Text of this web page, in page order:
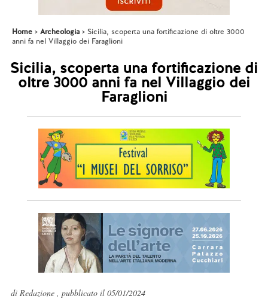
Home Archeologia
Sicilia, scoperta una fortificazione di oltre 3000
anni fa nel Villaggio dei Faraglioni
Sicilia, scoperta una fortificazione di
oltre 3000 anni fa nel Villaggio dei
Faraglioni
di Redazione , pubblicato il 05/01/2024